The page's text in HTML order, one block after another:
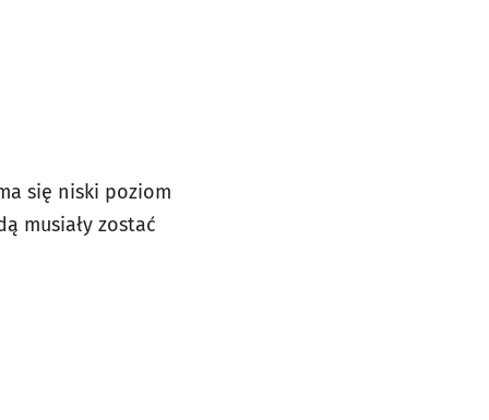
się niski poziom
musiały zostać